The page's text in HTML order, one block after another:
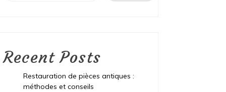
Recent Posts
Restauration de pièces antiques :
méthodes et conseils